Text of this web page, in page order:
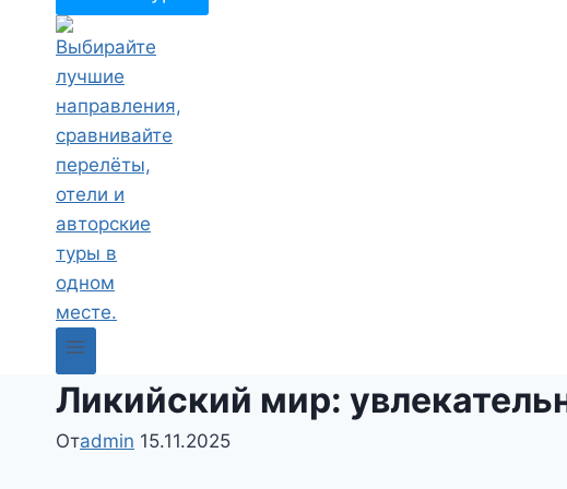
Ликийский мир:
Отadmin 15.11.2025